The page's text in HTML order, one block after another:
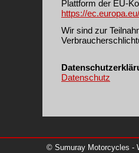
Plattform der EU-
https://
Wir sind zur
Datenschutz
© Sumuray Motorcycles -